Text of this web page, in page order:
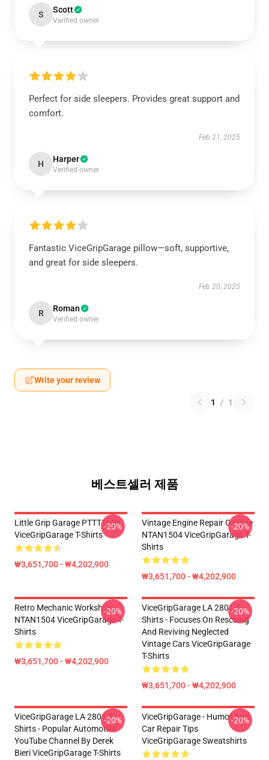
S Scott
Verified owner
Perfect for side sleepers. Provides great support and
comfort.
Feb 21, 2025
H Harper
Verified owner
Fantastic ViceGripGarage pillow—soft, supportive,
and great for side sleepers.
Feb 20, 2025
R Roman
Verified owner
Write your review
1 / 1
베스트셀러 제품
Little Grip Garage PTTT1606
ViceGripGarage T-Shirts
₩3,651,700 - ₩4,202,900
-20%
Vintage Engine Repair Garage
NTAN1504 ViceGripGarage T-
Shirts
₩3,651,700 - ₩4,202,900
-20%
Retro Mechanic Workshop
NTAN1504 ViceGripGarage T-
Shirts
₩3,651,700 - ₩4,202,900
-20%
ViceGripGarage LA 2801 T-
Shirts - Focuses On Rescuing
And Reviving Neglected
Vintage Cars ViceGripGarage
T-Shirts
₩3,651,700 - ₩4,202,900
-20%
ViceGripGarage LA 2801 T-
Shirts - Popular Automotive
YouTube Channel By Derek
Bieri ViceGripGarage T-Shirts
-20%
ViceGripGarage - Humor And
Car Repair Tips
ViceGripGarage Sweatshirts
-20%